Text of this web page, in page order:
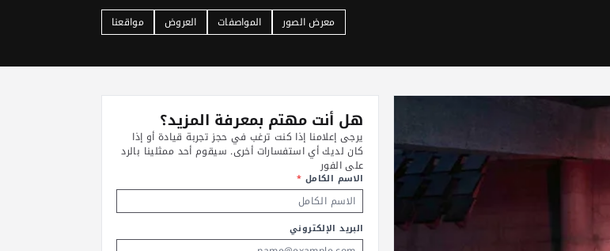
معرض الصور المواصفات العروض مواقعنا
هل أنت مهتم بمعرفة المزيد؟
يرجى إعلامنا إذا كنت ترغب في حجز تجربة قيادة أو إذا
كان لديك أي استفسارات أخرى. سيقوم أحد ممثلينا بالرد
على الفور
الاسم الكامل *
البريد الإلكتروني